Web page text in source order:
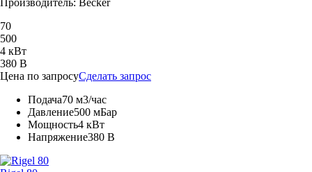
Производитель: Becker
70
500
4 кВт
380 В
Цена по запросуСделать запрос
Подача70 м3/час
Давление500 мБар
Мощность4 кВт
Напряжение380 В